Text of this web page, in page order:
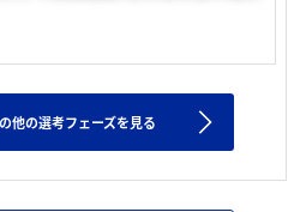
他の選考フェーズを見る